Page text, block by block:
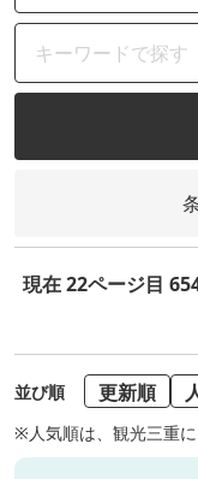
現在 22ページ目
並び順 更新順
※人気順は、観光三重